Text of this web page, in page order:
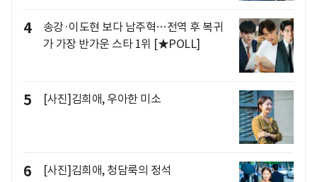
4
송강·이도현 보다 남주혁…전역 후 복귀
가 가장 반가운 스타 1위 [★POLL]
5 [사진]김희애, 우아한 미소
6 [사진]김희애, 청담룩의 정석